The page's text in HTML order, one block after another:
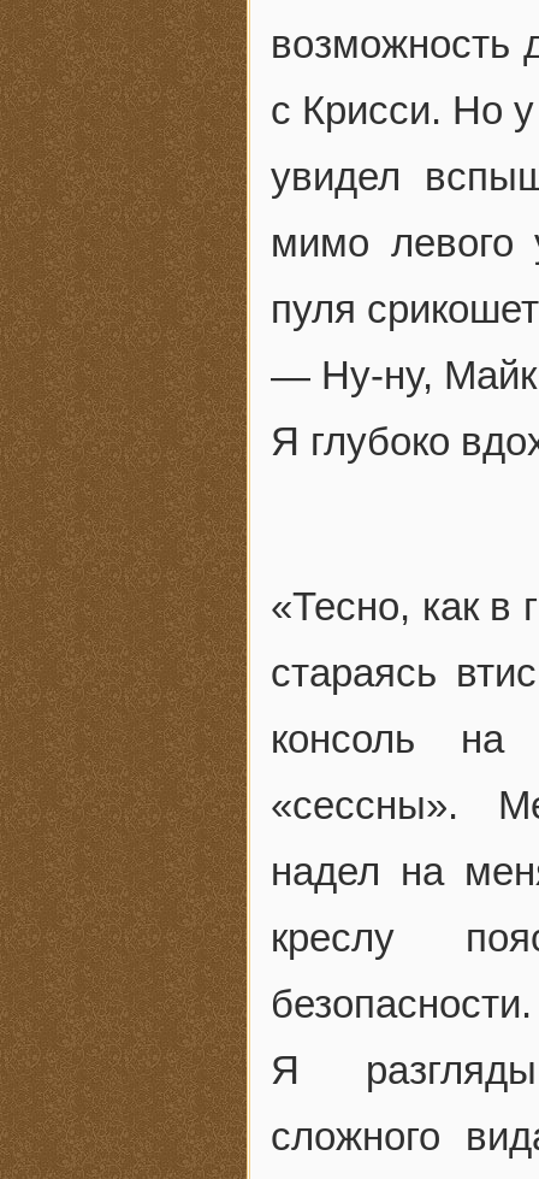
возможность
с Крисси. Но
увидел
мимо левого
пуля
— Ну-ну,
Я глубоко
«Тесно, как в
стараясь
консоль на
«сессны».
надел на
креслу
безопасности.
Я
сложного